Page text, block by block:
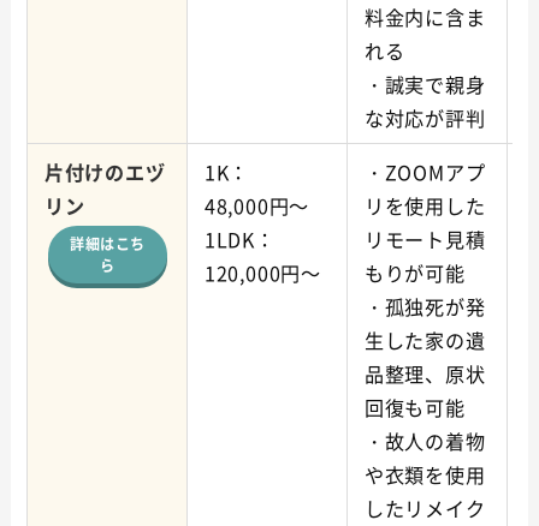
料金内に含ま
れる
・誠実で親身
な対応が評判
片付けのエヅ
リン
詳細はこち
ら
1K：
48,000円～
1LDK：
120,000円～
・ZOOMアプ
リを使用した
リモート見積
もりが可能
・孤独死が発
生した家の遺
品整理、原状
回復も可能
・故人の着物
や衣類を使用
したリメイク